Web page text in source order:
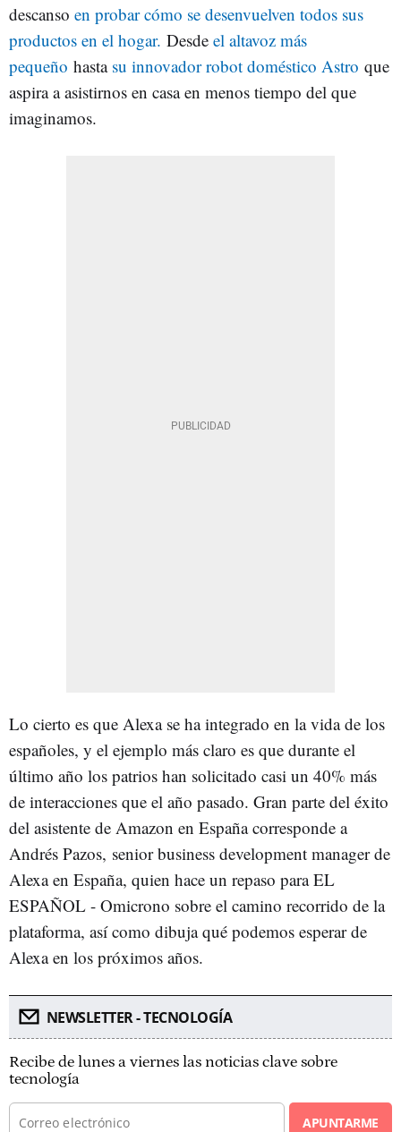
descanso en probar cómo se desenvuelven todos sus
productos en el hogar. Desde el altavoz más
pequeño hasta su innovador robot doméstico Astro que
aspira a asistirnos en casa en menos tiempo del que
imaginamos.
Lo cierto es que Alexa se ha integrado en la vida de los
españoles, y el ejemplo más claro es que durante el
último año los patrios han solicitado casi un 40% más
de interacciones que el año pasado. Gran parte del éxito
del asistente de Amazon en España corresponde a
Andrés Pazos, senior business development manager de
Alexa en España, quien hace un repaso para EL
ESPAÑOL - Omicrono sobre el camino recorrido de la
plataforma, así como dibuja qué podemos esperar de
Alexa en los próximos años.
NEWSLETTER - TECNOLOGÍA
Recibe de lunes a viernes las noticias clave sobre
tecnología
APUNTARME